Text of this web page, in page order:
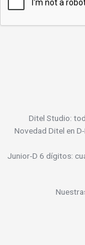
Ditel Studio:
Novedad Ditel en
Junior-D 6 dígitos: